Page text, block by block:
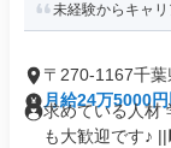
未経験からキャ
〒270-1167千葉
月給24万5000
求めている人材
も大歓迎です♪